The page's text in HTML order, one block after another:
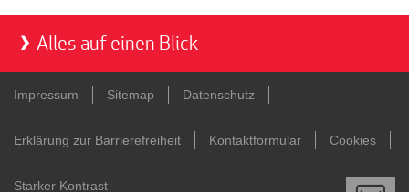
Alles auf einen Blick
Impressum Sitemap Datenschutz
Erklärung zur Barrierefreiheit Kontaktformular Cookies
Starker Kontrast Kontaktformular